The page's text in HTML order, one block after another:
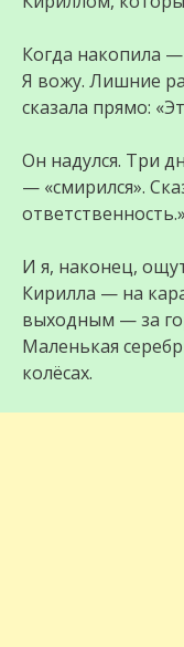
Когда накопила
Я вожу. Лишние
сказала прямо:
Он надулся. Три
— «смирился».
И я, наконец,
Кирилла — на
выходным — за
Маленькая
колёсах.